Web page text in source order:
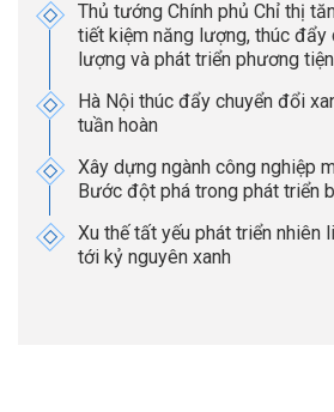
Thủ tướng Chính phủ Chỉ thị
tiết kiệm năng lượng, thúc đẩy
lượng và phát triển phương
Hà Nội thúc đẩy chuyển đổi
tuần hoàn
Xây dựng ngành công nghiệp
Bước đột phá trong phát triển
Xu thế tất yếu phát triển nhiên
tới kỷ nguyên xanh